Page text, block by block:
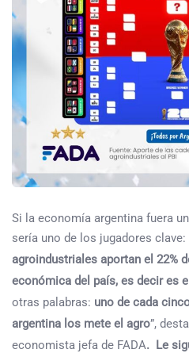
Si la economía argentina fuera
sería uno de los jugadores clave:
agroindustriales aportan el 22%
económica del país, es decir es
otras palabras: uno de cada
argentina los mete el agro”,
economista jefa de FADA. Le